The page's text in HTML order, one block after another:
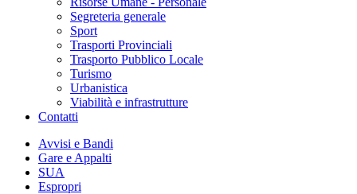
Segreteria generale
Sport
Trasporti Provinciali
Trasporto Pubblico Locale
Turismo
Urbanistica
Viabilità e infrastrutture
Contatti
Avvisi e Bandi
Gare e Appalti
SUA
Espropri